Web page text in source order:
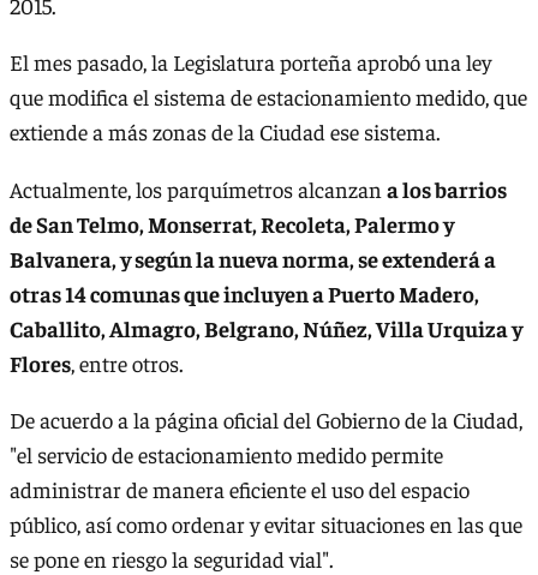
El mes pasado, la Legislatura porteña aprobó una ley
que modifica el sistema de estacionamiento medido, que
extiende a más zonas de la Ciudad ese sistema.
Actualmente, los parquímetros alcanzan a los barrios
de San Telmo, Monserrat, Recoleta, Palermo y
Balvanera, y según la nueva norma, se extenderá a
otras 14 comunas que incluyen a Puerto Madero,
Caballito, Almagro, Belgrano, Núñez, Villa Urquiza y
Flores, entre otros.
De acuerdo a la página oficial del Gobierno de la Ciudad,
"el servicio de estacionamiento medido permite
administrar de manera eficiente el uso del espacio
público, así como ordenar y evitar situaciones en las que
se pone en riesgo la seguridad vial".